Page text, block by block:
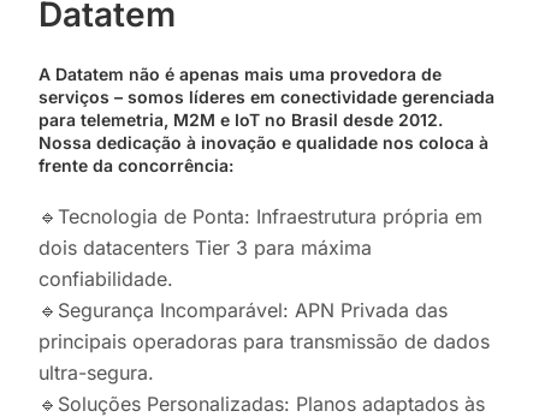
Datatem
A Datatem não é apenas mais uma provedora de
serviços – somos líderes em conectividade gerenciada
para telemetria, M2M e IoT no Brasil desde 2012.
Nossa dedicação à inovação e qualidade nos coloca à
frente da concorrência:
🔹Tecnologia de Ponta: Infraestrutura própria em
dois datacenters Tier 3 para máxima
confiabilidade.
🔹Segurança Incomparável: APN Privada das
principais operadoras para transmissão de dados
ultra-segura.
🔹Soluções Personalizadas: Planos adaptados às